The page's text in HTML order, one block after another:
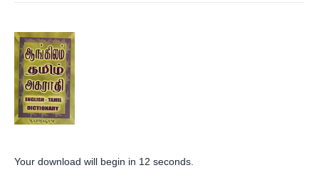
Your download will begin in 12 seconds.